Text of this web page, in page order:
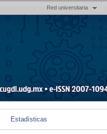
Red universitaria
Estadísticas